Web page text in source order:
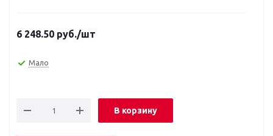
6 248.50 руб./шт
Мало
В корзину